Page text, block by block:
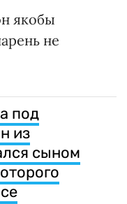
якобы
не
под
из
сыном